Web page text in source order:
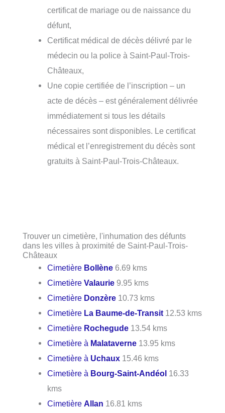
certificat de mariage ou de naissance du
défunt,
Certificat médical de décès délivré par le
médecin ou la police à Saint-Paul-Trois-
Châteaux,
Une copie certifiée de l’inscription – un
acte de décès – est généralement délivrée
immédiatement si tous les détails
nécessaires sont disponibles. Le certificat
médical et l’enregistrement du décès sont
gratuits à Saint-Paul-Trois-Châteaux.
Trouver un cimetière, l'inhumation des défunts
dans les villes à proximité de Saint-Paul-Trois-
Châteaux
Cimetière Bollène 6.69 kms
CimetièreValaurie 9.95 kms
Cimetière Donzère 10.73 kms
Cimetière La Baume-de-Transit 12.53 kms
Cimetière Rochegude 13.54 kms
Cimetière à Malataverne 13.95 kms
Cimetière à Uchaux 15.46 kms
Cimetière à Bourg-Saint-Andéol 16.33
kms
Cimetière Allan 16.81 kms